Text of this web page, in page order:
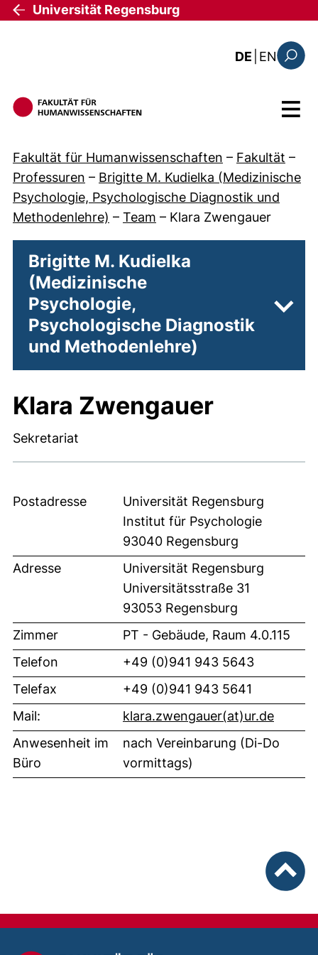
Direkt zum Inhalt
Universität Regensburg
DE EN: the
Menü
Fakultät für Humanwissenschaften – Fakultät –
Professuren – Brigitte M. Kudielka (Medizinische
Psychologie, Psychologische Diagnostik und
Methodenlehre) – Team – Klara Zwengauer
Brigitte M. Kudielka
(Medizinische
Psychologie,
Psychologische Diagnostik
und Methodenlehre)
Klara Zwengauer
Sekretariat
Postadresse
Universität Regensburg
Institut für Psychologie
93040 Regensburg
Adresse
Universität Regensburg
Universitätsstraße 31
93053 Regensburg
Zimmer
PT - Gebäude, Raum 4.0.115
Telefon
+49 (0)941 943 5643
Telefax
+49 (0)941 943 5641
Mail:
klara.zwengauer​(at)​ur.de(öffnet
Anwesenheit im
Büro
nach Vereinbarung (Di-Do
vormittags)